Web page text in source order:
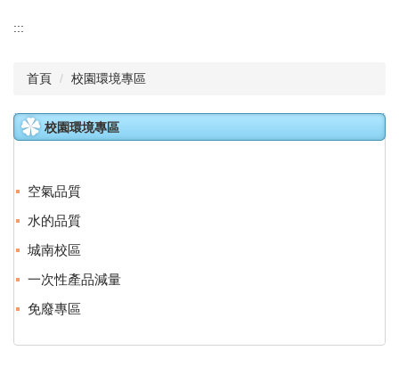
:::
首頁 校園環境專區
校園環境專區
空氣品質
水的品質
城南校區
一次性產品減量
免廢專區